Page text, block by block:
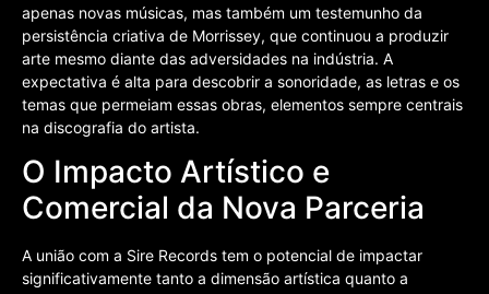
apenas novas músicas, mas também um testemunho da
persistência criativa de Morrissey, que continuou a produzir
arte mesmo diante das adversidades na indústria. A
expectativa é alta para descobrir a sonoridade, as letras e os
temas que permeiam essas obras, elementos sempre centrais
na discografia do artista.
O Impacto Artístico e
Comercial da Nova Parceria
A união com a Sire Records tem o potencial de impactar
significativamente tanto a dimensão artística quanto a